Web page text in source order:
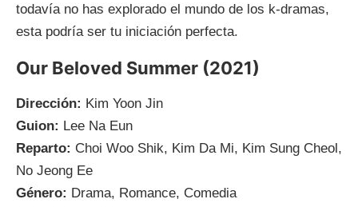
todavía no has explorado el mundo de los k-dramas,
esta podría ser tu iniciación perfecta.
Our Beloved Summer (2021)
Dirección: Kim Yoon Jin
Guion: Lee Na Eun
Reparto: Choi Woo Shik, Kim Da Mi, Kim Sung Cheol,
No Jeong Ee
Género: Drama, Romance, Comedia